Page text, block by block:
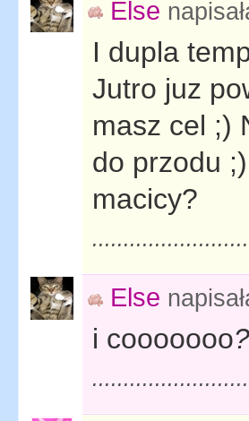
Else
I dupla
Jutro juz
masz cel ;)
do przodu
macicy?
Else
i cooooooo